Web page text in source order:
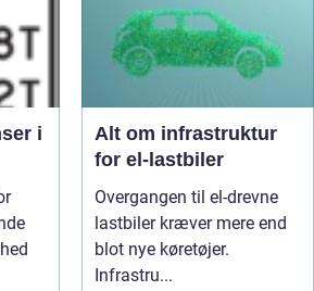
i
Alt om infrastruktur
for el-lastbiler
Overgangen til el-drevne
lastbiler kræver mere end
blot nye køretøjer.
Infrastru...